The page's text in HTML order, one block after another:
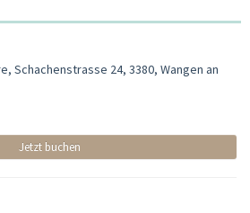
Schachenstrasse 24, 3380, Wangen an
Jetzt buchen